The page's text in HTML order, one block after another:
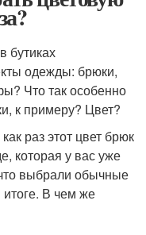
бутиках
одежды: брюки,
Что так особенно
к примеру? Цвет?
раз этот цвет брюк
которая у вас уже
выбрали обычные
В чем же